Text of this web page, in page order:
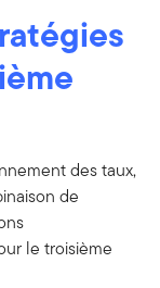
des taux,
de
le troisième